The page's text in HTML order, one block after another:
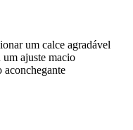
um calce agradável
ajuste macio